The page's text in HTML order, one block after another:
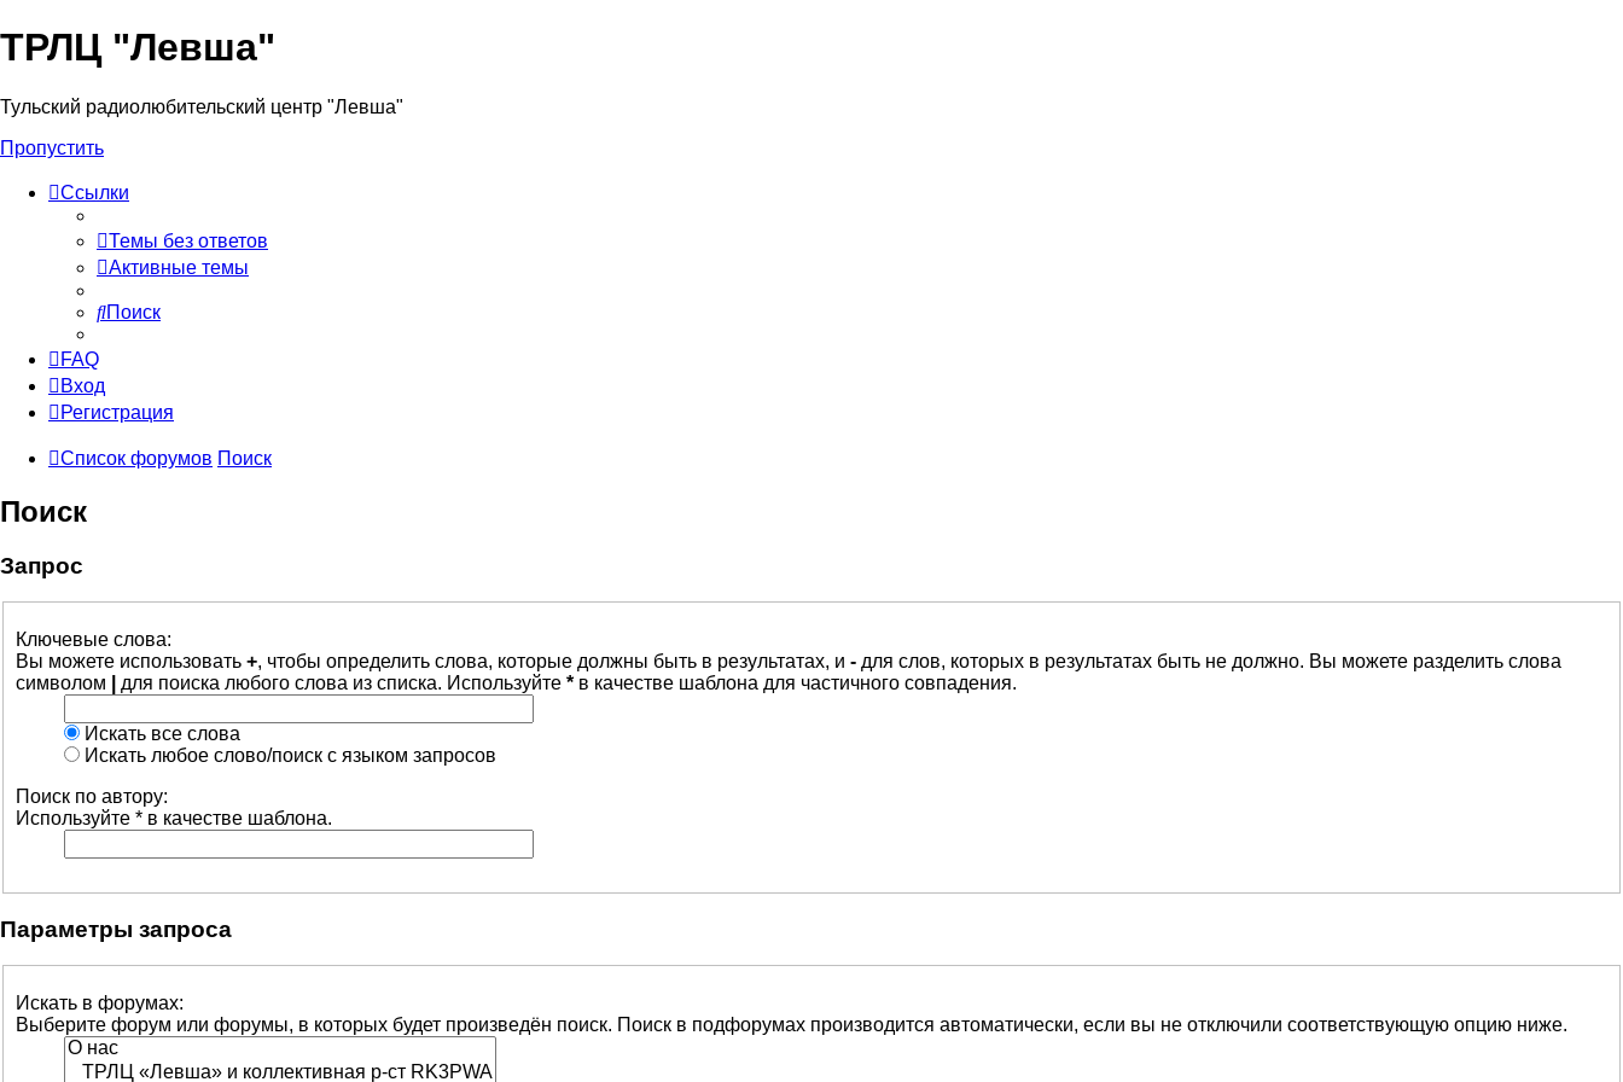
ТРЛЦ "Левша"
Тульский радиолюбительский центр "Левша"
Пропустить
Ссылки
Темы без ответов
Активные темы
Поиск
FAQ
Вход
Регистрация
Список форумов Поиск
Поиск
Запрос
Ключевые слова:
Вы можете использовать +, чтобы определить слова, которые должны быть в результатах, и - для слов, которых в результатах быть не должно. Вы можете разделить слова
символом
для поиска любого слова из списка. Используйте * в качестве шаблона для частичного совпадения.
Искать все слова
Искать любое слово/поиск с языком запросов
Поиск по автору:
Используйте * в качестве шаблона.
Параметры запроса
Искать в форумах:
Выберите форум или форумы, в которых будет произведён поиск. Поиск в подфорумах производится автоматически, если вы не отключили соответствующую опцию ниже.